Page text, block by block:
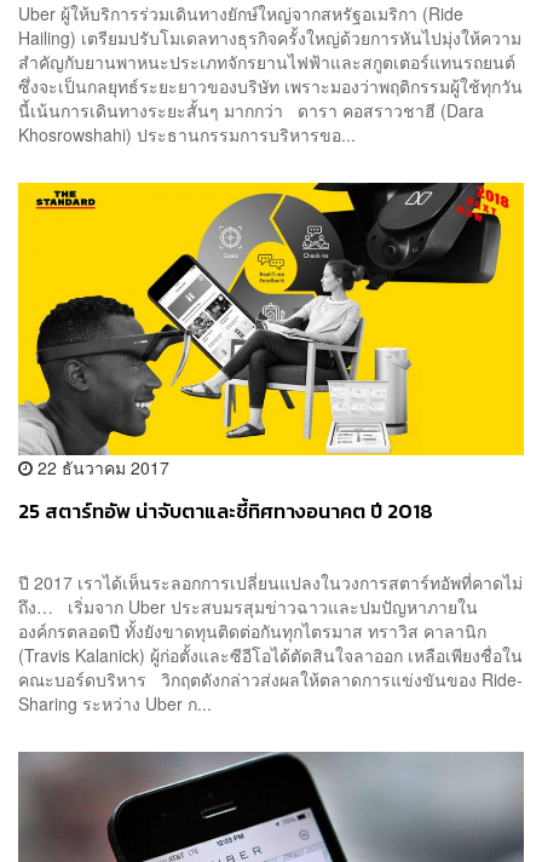
Uber ผู้ให้บริการร่วมเดินทางยักษ์ใหญ่จากสหรัฐอเมริกา (Ride
Hailing) เตรียมปรับโมเดลทางธุรกิจครั้งใหญ่ด้วยการหันไปมุ่งให้ความ
สำคัญกับยานพาหนะประเภทจักรยานไฟฟ้าและสกูตเตอร์แทนรถยนต์
ซึ่งจะเป็นกลยุทธ์ระยะยาวของบริษัท เพราะมองว่าพฤติกรรมผู้ใช้ทุกวัน
นี้เน้นการเดินทางระยะสั้นๆ มากกว่า ดารา คอสราวชาฮี (Dara
Khosrowshahi) ประธานกรรมการบริหารขอ...
22 ธันวาคม 2017
25 สตาร์ทอัพ น่าจับตาและชี้ทิศทางอนาคต ปี 2018
ปี 2017 เราได้เห็นระลอกการเปลี่ยนแปลงในวงการสตาร์ทอัพที่คาดไม่
ถึง… เริ่มจาก Uber ประสบมรสุมข่าวฉาวและปมปัญหาภายใน
องค์กรตลอดปี ทั้งยังขาดทุนติดต่อกันทุกไตรมาส ทราวิส คาลานิก
(Travis Kalanick) ผู้ก่อตั้งและซีอีโอได้ตัดสินใจลาออก เหลือเพียงชื่อใน
คณะบอร์ดบริหาร วิกฤตดังกล่าวส่งผลให้ตลาดการแข่งขันของ Ride-
Sharing ระหว่าง Uber ก...